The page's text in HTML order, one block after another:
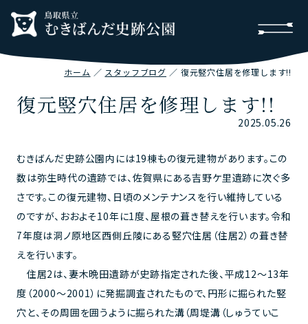
ホーム スタッフブログ 復元竪穴住居を修理します!!
復元竪穴住居を修理します!!
2025.05.26
むきばんだ史跡公園内には19棟もの復元建物があります。この
数は弥生時代の遺跡では、佐賀県にある吉野ケ里遺跡に次ぐ多
さです。この復元建物、日頃のメンテナンスを行い維持している
のですが、おおよそ10年に1度、屋根の葺き替えを行います。令和
7年度は洞ノ原地区西側丘陵にある竪穴住居（住居2）の葺き替
えを行います。
住居2は、妻木晩田遺跡が史跡指定された後、平成12～13年
度（2000～2001）に発掘調査されたもので、円形に掘られた竪
穴と、その周囲を囲うように掘られた溝（周堤溝（しゅうていこ